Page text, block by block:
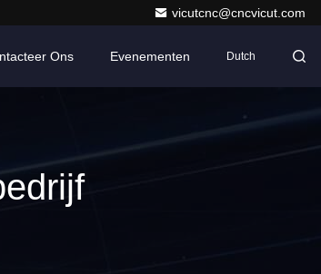
vicutcnc@cncvicut.com
Ons Evenementen Dutch